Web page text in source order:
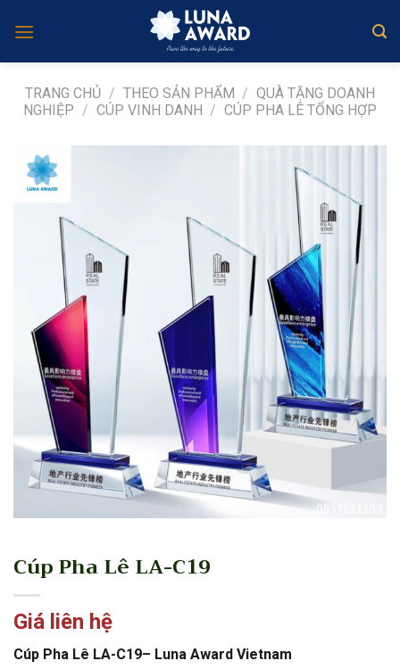
TRANG CHỦ / THEO SẢN PHẨM / QUÀ TẶNG DOANH
NGHIỆP / CÚP VINH DANH / CÚP PHA LÊ TỔNG HỢP
Cúp Pha Lê LA-C19
Giá liên hệ
Cúp Pha Lê LA-C19– Luna Award Vietnam